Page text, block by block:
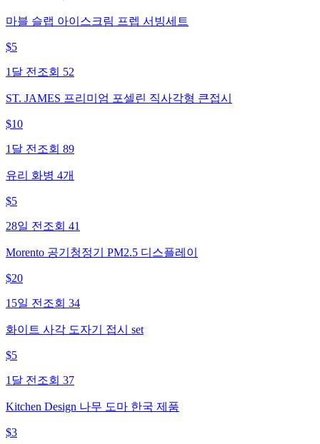
마블 슬랩 아이스크림 프렙 서빙세트
$5
1달 전 조회 52
ST. JAMES 프리미엄 포셀린 직사각형 큰접시
$10
1달 전 조회 89
유리 화병 4개
$5
28일 전 조회 41
Morento 공기청정기 PM2.5 디스플레이
$20
15일 전 조회 34
화이트 사각 도자기 접시 set
$5
1달 전 조회 37
Kitchen Design 나무 도마 한국 제품
$3